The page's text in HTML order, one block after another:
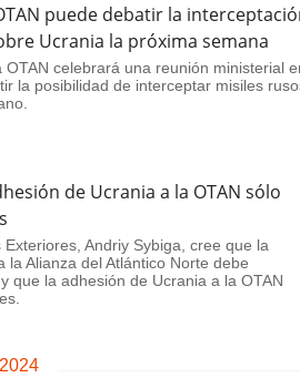
puede debatir la
Ucrania la próxima semana
OTAN celebrará una reunión ministerial
la posibilidad de interceptar misiles
de Ucrania a la OTAN sólo
Andriy Sybiga, cree que la
la Alianza del Atlántico Norte debe
que la adhesión de Ucrania a la OTAN